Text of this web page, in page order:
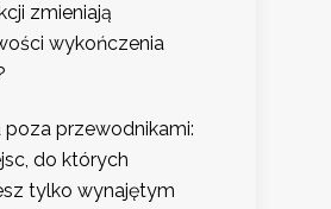
zmieniają
wykończenia
poza przewodnikami:
do których
tylko wynajętym